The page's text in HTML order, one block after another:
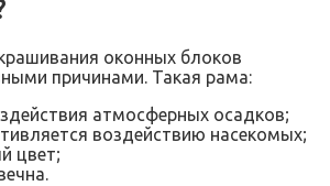
оконных блоков
причинами. Такая рама:
атмосферных осадков;
воздействию насекомых;
цвет;